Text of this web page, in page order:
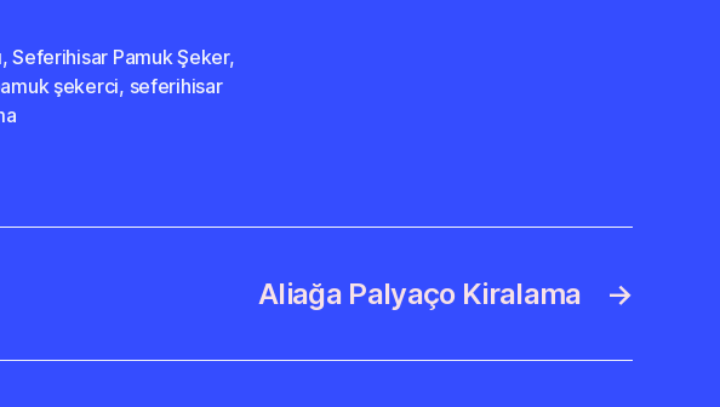
,Seferihisar Pamuk Şeker,
şekerci, seferihisar
→
Aliağa Palyaço Kiralama